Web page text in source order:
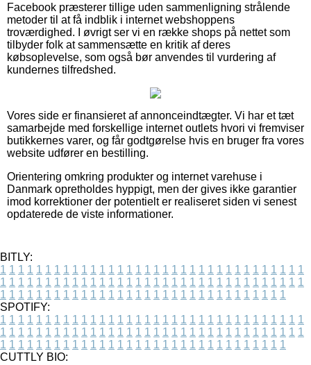
Facebook præsterer tillige uden sammenligning strålende
metoder til at få indblik i internet webshoppens
troværdighed. I øvrigt ser vi en række shops på nettet som
tilbyder folk at sammensætte en kritik af deres
købsoplevelse, som også bør anvendes til vurdering af
kundernes tilfredshed.
Vores side er finansieret af annonceindtægter. Vi har et tæt
samarbejde med forskellige internet outlets hvori vi fremviser
butikkernes varer, og får godtgørelse hvis en bruger fra vores
website udfører en bestilling.
Orientering omkring produkter og internet varehuse i
Danmark opretholdes hyppigt, men der gives ikke garantier
imod korrektioner der potentielt er realiseret siden vi senest
opdaterede de viste informationer.
BITLY:
1 1 1 1 1 1 1 1 1 1 1 1 1 1 1 1 1 1 1 1 1 1 1 1 1 1 1 1 1 1 1 1 1 1
1 1 1 1 1 1 1 1 1 1 1 1 1 1 1 1 1 1 1 1 1 1 1 1 1 1 1 1 1 1 1 1 1 1
1 1 1 1 1 1 1 1 1 1 1 1 1 1 1 1 1 1 1 1 1 1 1 1 1 1 1 1 1 1 1 1
SPOTIFY:
1 1 1 1 1 1 1 1 1 1 1 1 1 1 1 1 1 1 1 1 1 1 1 1 1 1 1 1 1 1 1 1 1 1
1 1 1 1 1 1 1 1 1 1 1 1 1 1 1 1 1 1 1 1 1 1 1 1 1 1 1 1 1 1 1 1 1 1
1 1 1 1 1 1 1 1 1 1 1 1 1 1 1 1 1 1 1 1 1 1 1 1 1 1 1 1 1 1 1 1
CUTTLY BIO: